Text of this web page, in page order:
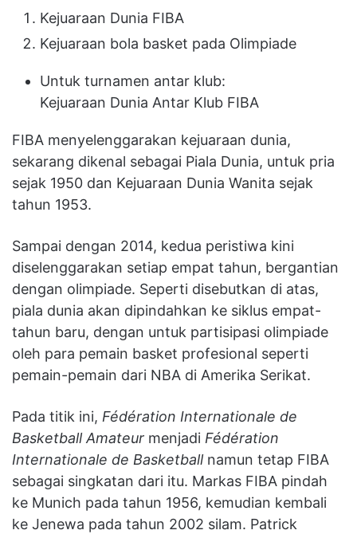
Kejuaraan Dunia FIBA
Kejuaraan bola basket pada Olimpiade
Untuk turnamen antar klub:
Kejuaraan Dunia Antar Klub FIBA
FIBA menyelenggarakan kejuaraan dunia,
sekarang dikenal sebagai Piala Dunia, untuk pria
sejak 1950 dan Kejuaraan Dunia Wanita sejak
tahun 1953.
Sampai dengan 2014, kedua peristiwa kini
diselenggarakan setiap empat tahun, bergantian
dengan olimpiade. Seperti disebutkan di atas,
piala dunia akan dipindahkan ke siklus empat-
tahun baru, dengan untuk partisipasi olimpiade
oleh para pemain basket profesional seperti
pemain-pemain dari NBA di Amerika Serikat.
Pada titik ini, Fédération Internationale de
Basketball Amateur menjadi Fédération
Internationale de Basketballnamun tetap FIBA
sebagai singkatan dari itu. Markas FIBA pindah
ke Munich pada tahun 1956, kemudian kembali
ke Jenewa pada tahun 2002 silam. Patrick